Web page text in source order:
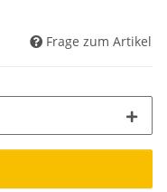
Frage zum Artikel